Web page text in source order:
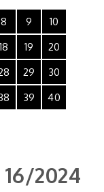
8 9
10
18 19
20
29
30
39
40
2024